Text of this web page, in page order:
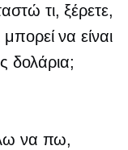
τι, ξέρετε,
να είναι
δολάρια;
να πω,